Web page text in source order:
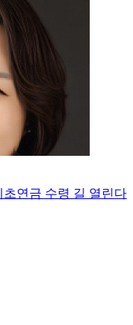
연금 수령 길 열린다